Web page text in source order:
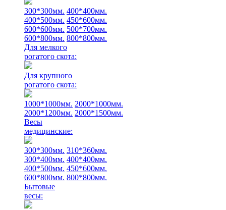
300*300мм. 400*400мм.
400*500мм. 450*600мм.
600*600мм. 500*700мм.
600*800мм. 800*800мм.
Для мелкого
рогатого скота:
Для крупного
рогатого скота:
1000*1000мм. 2000*1000мм.
2000*1200мм. 2000*1500мм.
Весы
медицинские:
300*300мм. 310*360мм.
300*400мм. 400*400мм.
400*500мм. 450*600мм.
600*800мм. 800*800мм.
Бытовые
весы: